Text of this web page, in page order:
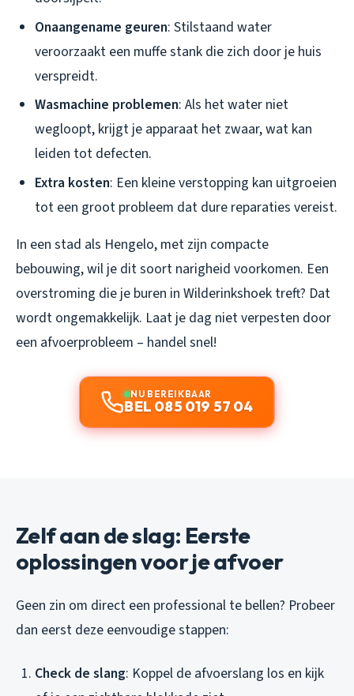
Onaangename geuren: Stilstaand water
veroorzaakt een muffe stank die zich door je huis
verspreidt.
Wasmachine problemen: Als het water niet
wegloopt, krijgt je apparaat het zwaar, wat kan
leiden tot defecten.
Extra kosten: Een kleine verstopping kan uitgroeien
tot een groot probleem dat dure reparaties vereist.
In een stad als Hengelo, met zijn compacte
bebouwing, wil je dit soort narigheid voorkomen. Een
overstroming die je buren in Wilderinkshoek treft? Dat
wordt ongemakkelijk. Laat je dag niet verpesten door
een afvoerprobleem – handel snel!
NU BEREIKBAAR
BEL 085 019 57 04
Zelf aan de slag: Eerste
oplossingen voor je afvoer
Geen zin om direct een professional te bellen? Probeer
dan eerst deze eenvoudige stappen:
Check de slang: Koppel de afvoerslang los en kijk